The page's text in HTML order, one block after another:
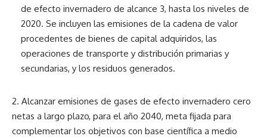
de efecto invernadero de alcance 3, hasta los niveles de
2020. Se incluyen las emisiones de la cadena de valor
procedentes de bienes de capital adquiridos, las
operaciones de transporte y distribución primarias y
secundarias, y los residuos generados.
2. Alcanzar emisiones de gases de efecto invernadero cero
netas a largo plazo, para el año 2040, meta fijada para
complementar los objetivos con base científica a medio